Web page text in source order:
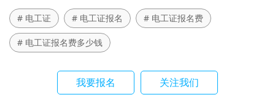
# 电工证 # 电工证报名 # 电工证报名费
# 电工证报名费多少钱
我要报名 关注我们